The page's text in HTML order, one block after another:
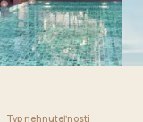
Typ nehnuteľnosti